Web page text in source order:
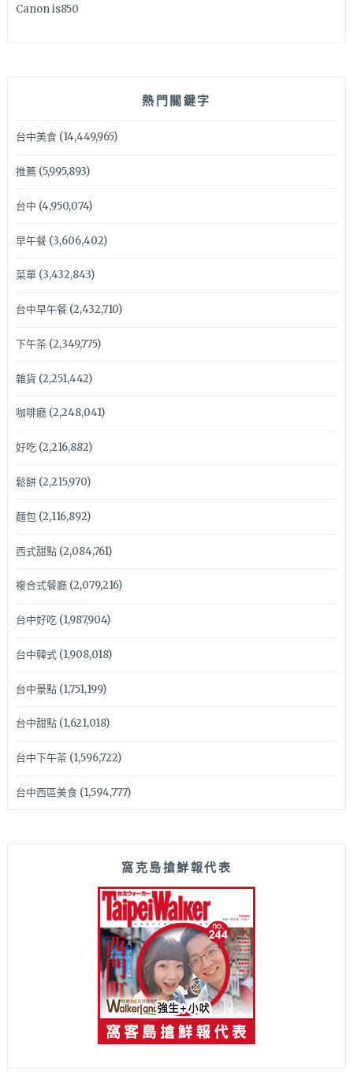
Canon is850
熱門關鍵字
台中美食(14,449,965)
推薦(5,995,893)
台中 (4,950,074)
早午餐(3,606,402)
菜單(3,432,843)
台中早午餐(2,432,710)
下午茶(2,349,775)
雜貨 (2,251,442)
咖啡廳(2,248,041)
好吃(2,216,882)
鬆餅(2,215,970)
麵包(2,116,892)
西式甜點(2,084,761)
複合式餐廳(2,079,216)
台中好吃(1,987,904)
台中韓式(1,908,018)
台中景點(1,751,199)
台中甜點(1,621,018)
台中下午茶(1,596,722)
台中西區美食(1,594,777)
窩克島搶鮮報代表